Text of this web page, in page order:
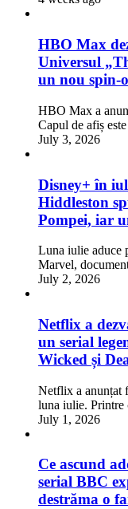
HBO Max
Universul
un nou spin-
HBO Max a
Capul de afiș
July 3, 2026
Disney+ în
Hiddleston
Pompei, iar
Luna iulie aduce
Marvel,
July 2, 2026
Netflix a
un serial
Wicked și
Netflix a anunțat
luna iulie.
July 1, 2026
Ce ascund
serial BBC
destrăma o